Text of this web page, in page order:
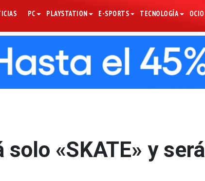
PC PLAYSTATION E-SPORTS TECNOLOGÍA OCIO
«SKATE» y será